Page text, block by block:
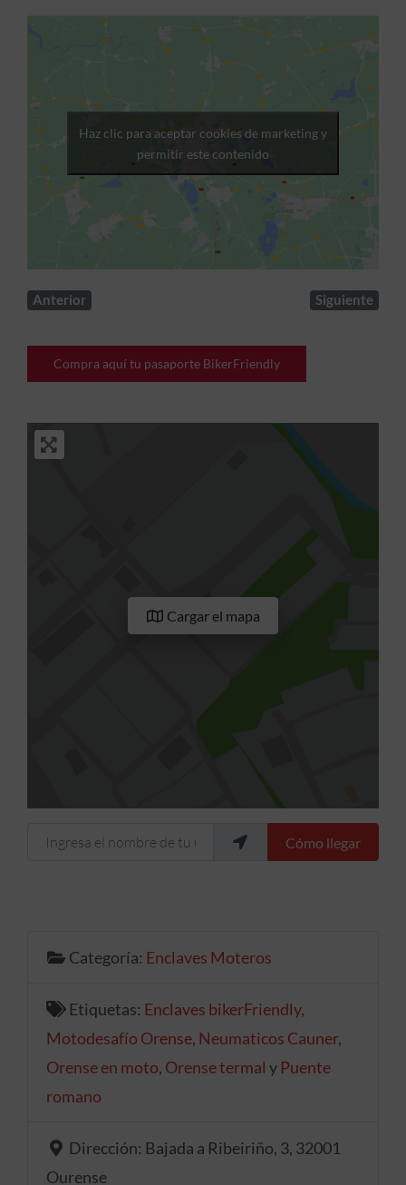
Haz clic para aceptar cookies de marketing y
permitir este contenido
Anterior Siguiente
Compra aquí tu pasaporte BikerFriendly
Cargar el mapa
Ingresa el nombre de tu ubicación Cómo llegar
Categoría: Enclaves Moteros
Etiquetas: Enclaves bikerFriendly,
Motodesafío Orense, Neumaticos Cauner,
Orense en moto, Orense termal y Puente
romano
Dirección: Bajada a Ribeiriño, 3, 32001
Ourense